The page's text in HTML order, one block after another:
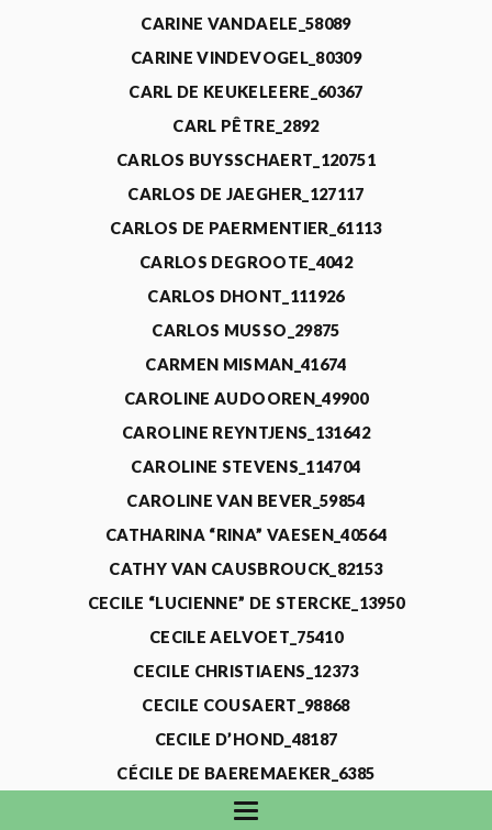
CARINE VANDAELE_58089
CARINE VINDEVOGEL_80309
CARL DE KEUKELEERE_60367
CARL PÊTRE_2892
CARLOS BUYSSCHAERT_120751
CARLOS DE JAEGHER_127117
CARLOS DE PAERMENTIER_61113
CARLOS DEGROOTE_4042
CARLOS DHONT_111926
CARLOS MUSSO_29875
CARMEN MISMAN_41674
CAROLINE AUDOOREN_49900
CAROLINE REYNTJENS_131642
CAROLINE STEVENS_114704
CAROLINE VAN BEVER_59854
CATHARINA “RINA” VAESEN_40564
CATHY VAN CAUSBROUCK_82153
CECILE “LUCIENNE” DE STERCKE_13950
CECILE AELVOET_75410
CECILE CHRISTIAENS_12373
CECILE COUSAERT_98868
CECILE D’HOND_48187
CÉCILE DE BAEREMAEKER_6385
CECILE DE WAELE_4731